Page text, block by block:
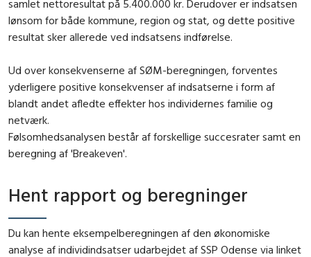
samlet nettoresultat på 5.400.000 kr. Derudover er indsatsen
lønsom for både kommune, region og stat, og dette positive
resultat sker allerede ved indsatsens indførelse.
Ud over konsekvenserne af SØM-beregningen, forventes
yderligere positive konsekvenser af indsatserne i form af
blandt andet afledte effekter hos individernes familie og
netværk.
Følsomhedsanalysen består af forskellige succesrater samt en
beregning af 'Breakeven'.
Hent rapport og beregninger
Du kan hente eksempelberegningen af den økonomiske
analyse af individindsatser udarbejdet af SSP Odense via linket